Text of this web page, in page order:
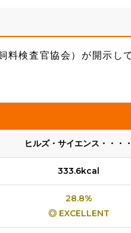
料検査官協会）が開示し
ヒルズ・サイエンス・・・・
333.6kcal
28.8%
◎ EXCELLENT